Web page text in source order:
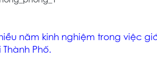
năm kinh nghiệm trong việc
Phố.